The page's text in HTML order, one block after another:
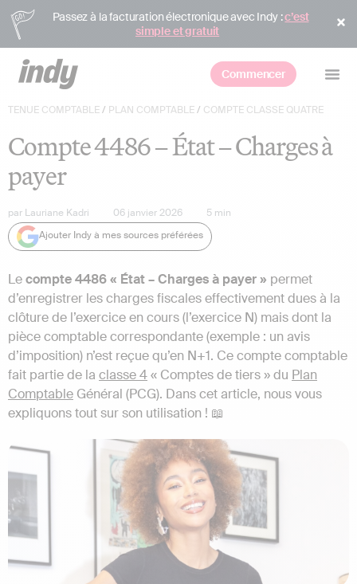
Passez à la facturation électronique avec Indy :c’est
simple et gratuit
Commencer
TENUE COMPTABLE/ PLAN COMPTABLE/ COMPTE CLASSE QUATRE
Compte 4486 – État – Charges à
payer
par Lauriane Kadri 06 janvier 2026 5 min
Ajouter Indy à mes sources préférées
Lecompte 4486 « État – Charges à payer » permet
d’enregistrer les charges fiscales effectivement dues à la
clôture de l’exercice en cours (l’exercice N) mais dont la
pièce comptable correspondante (exemple : un avis
d’imposition) n’est reçue qu’en N+1. Ce compte comptable
fait partie de la classe 4« Comptes de tiers » du Plan
Comptable Général (PCG). Dans cet article, nous vous
expliquons tout sur son utilisation ! 📖